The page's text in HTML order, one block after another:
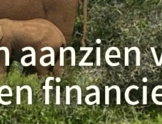
aanzien